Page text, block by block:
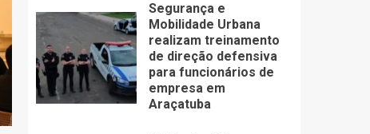
Segurança e
Mobilidade Urbana
realizam treinamento
de direção defensiva
para funcionários de
empresa em
Araçatuba